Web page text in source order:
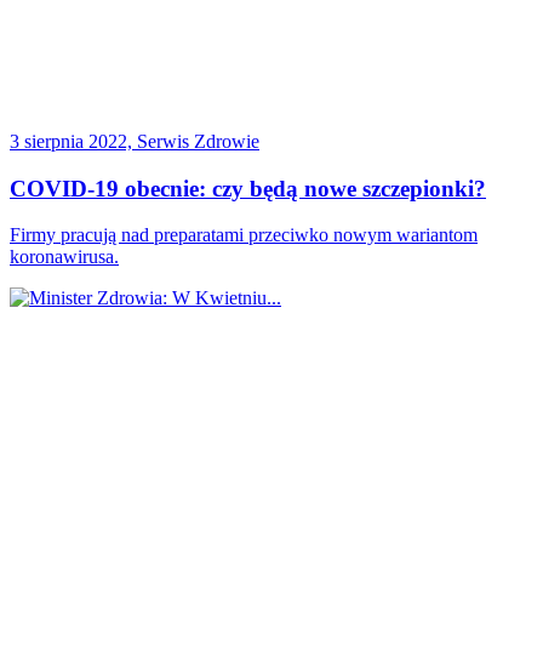
3 sierpnia 2022, Serwis Zdrowie
COVID-19 obecnie: czy będą nowe szczepionki?
Firmy pracują nad preparatami przeciwko nowym wariantom
koronawirusa.